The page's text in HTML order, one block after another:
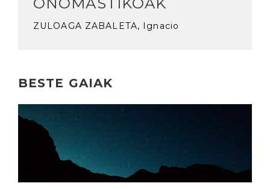
ONOMASTIKOAK
ZULOAGA ZABALETA, Ignacio
BESTE GAIAK
Irakurri